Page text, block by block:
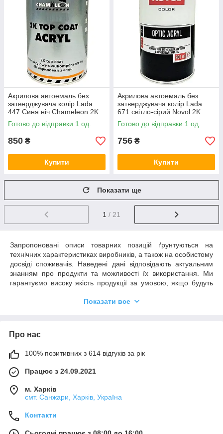
Акрилова автоемаль без
затверджувача колір Lada
447 Синя ніч Chameleon 2K
Top Coat Acryl 800мл
Готово до відправки 1 од.
850 ₴
Купити
Акрилова автоемаль без
затверджувача колір Lada
671 світло-сірий Novol 2K
Optic Acryl 800мл
Готово до відправки 1 од.
756 ₴
Купити
Показати ще
1 / 21
Запропоновані описи товарних позицій ґрунтуються на
технічних характеристиках виробників, а також на особистому
досвіді споживачів. Наведені дані відповідають актуальним
знанням про продукти та можливості їх використання. Ми
гарантуємо високу якість продукції за умовою, якщо будуть
Необхідним є пробне тестування обраного продукту у зв'язку
застосування продуктів, якщо на кінцевий результат мали
вплив фактори, що знаходяться поза зоною нашого
контролю.
Показати все
Про нас
100% позитивних з 614 відгуків за рік
Працює з 24.09.2021
м. Харків
смт. Санжари, Харків, Україна
Контакти